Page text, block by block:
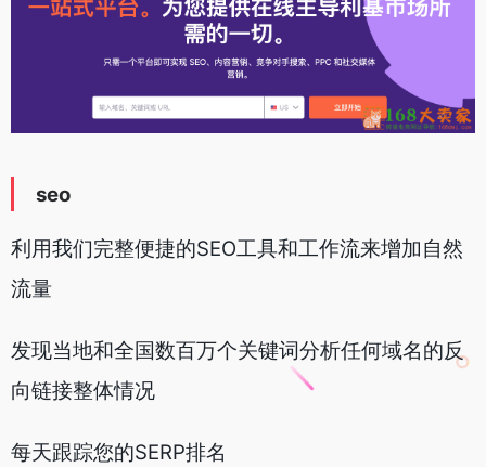
seo
利用我们完整便捷的SEO工具和工作流来增加自然
流量
发现当地和全国数百万个关键词分析任何域名的反
向链接整体情况
每天跟踪您的SERP排名